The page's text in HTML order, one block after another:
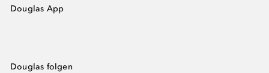
Douglas App
Douglas folgen